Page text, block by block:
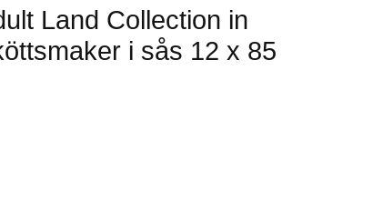
Land Collection in
i sås 12 x 85